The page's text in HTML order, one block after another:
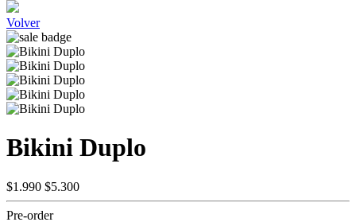
Volver
Bikini Duplo
$1.990 $5.300
Pre-order